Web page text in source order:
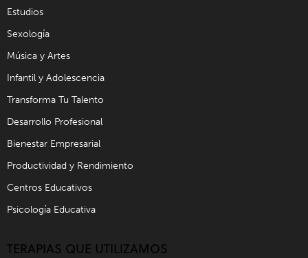
Estudios
Sexología
Música y Artes
Infantil y Adolescencia
Transforma Tu Talento
Desarrollo Profesional
Bienestar Empresarial
Productividad y Rendimiento
Centros Educativos
Psicología Educativa
TERAPIAS QUE UTILIZAMOS